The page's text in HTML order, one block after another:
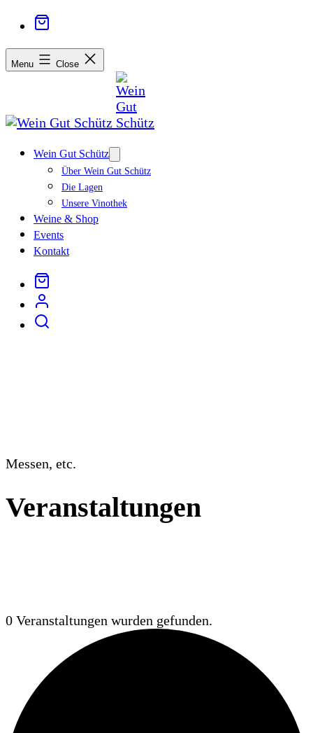
Menu Close
Wein Gut Schütz
menu
Über Wein Gut Schütz
Die Lagen
Unsere Vinothek
Weine & Shop
Events
Kontakt
Messen, etc.
Veranstaltungen
0 Veranstaltungen wurden gefunden.